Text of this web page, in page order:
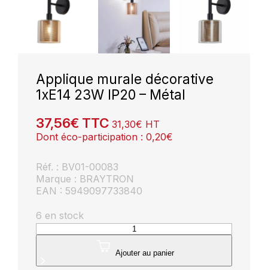
Applique murale décorative
1xE14 23W IP20 – Métal
37,56€ TTC 31,30€ HT
Dont éco-participation : 0,20€
Réf. : BV01-00083
Marque : BRAYTRON
EAN : 5949097733840
6 en stock
quantité
de
murale
Ajouter au panier